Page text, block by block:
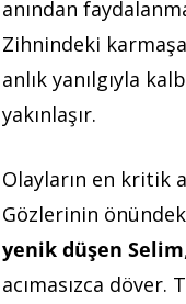
anından
Zihnindeki
anlık yanılgıyla
yakınlaşır.
Olayların en kritik
Gözlerinin
yenik düşen Selim
acımasızca